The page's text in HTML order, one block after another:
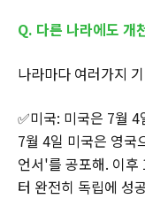
Q. 다른 나라에도 개
나라마다 여러가지
✅미국: 미국은 7월
7월 4일 미국은 영국
언서'를 공포해. 이
터 완전히 독립에 성